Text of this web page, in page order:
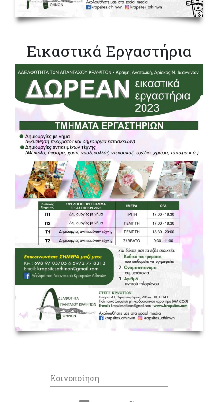
Εικαστικά Εργαστήρια
Κοινοποίηση